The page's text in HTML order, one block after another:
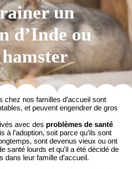
un
d’Inde ou
chez nos familles d’accueil sont
et peuvent engendrer de gros
avec des problèmes de santé
à l’adoption, soit parce qu’ils sont
sont devenus vieux ou ont
santé lourds et qu’il a été décidé de
dans leur famille d’accueil.